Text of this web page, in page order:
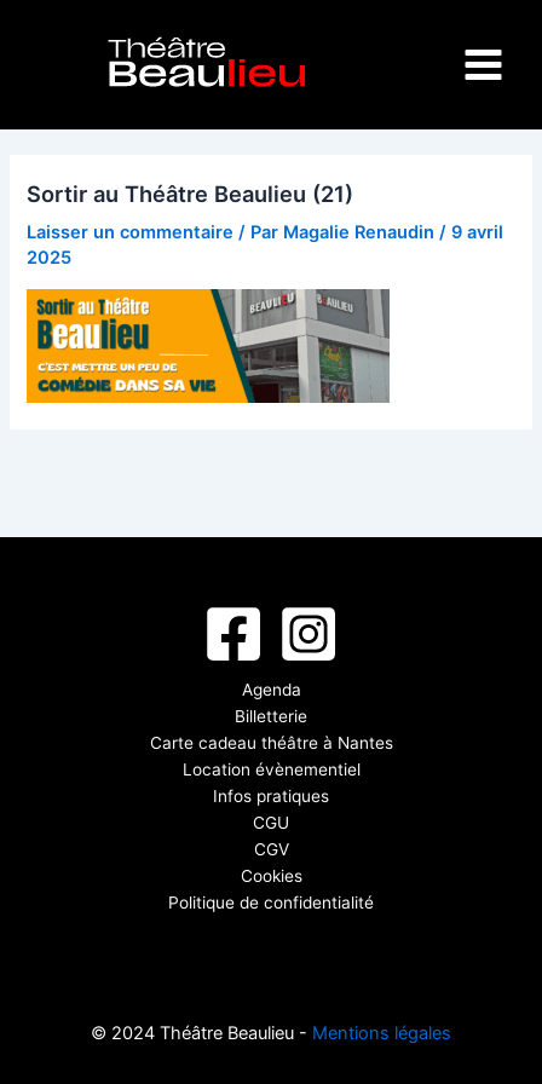
Menu
Sortir au Théâtre Beaulieu (21)
Laisser un commentaire / Par Magalie Renaudin/9 avril
2025
Agenda
Billetterie
Carte cadeau théâtre à Nantes
Location évènementiel
Infos pratiques
CGU
CGV
Cookies
Politique de confidentialité
© 2024 Théâtre Beaulieu - Mentions légales